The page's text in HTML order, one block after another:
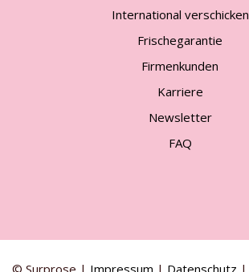
International verschicken
Frischegarantie
Firmenkunden
Karriere
Newsletter
FAQ
© Surprose | Impressum | Datenschutz |